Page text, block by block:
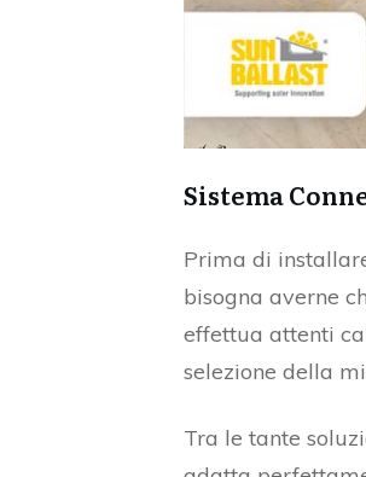
Sistema
Prima di
bisogna averne
effettua attenti
selezione della
Tra le tante